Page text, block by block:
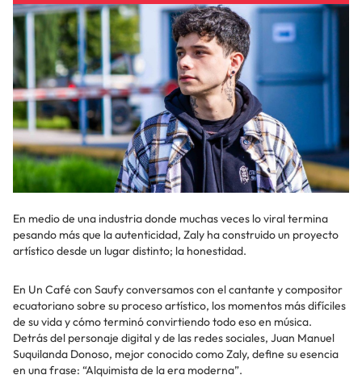
En medio de una industria donde muchas veces lo viral termina
pesando más que la autenticidad, Zaly ha construido un proyecto
artístico desde un lugar distinto; la honestidad.
En Un Café con Saufy conversamos con el cantante y compositor
ecuatoriano sobre su proceso artístico, los momentos más difíciles
de su vida y cómo terminó convirtiendo todo eso en música.
Detrás del personaje digital y de las redes sociales, Juan Manuel
Suquilanda Donoso, mejor conocido como Zaly, define su esencia
en una frase: “Alquimista de la era moderna”.